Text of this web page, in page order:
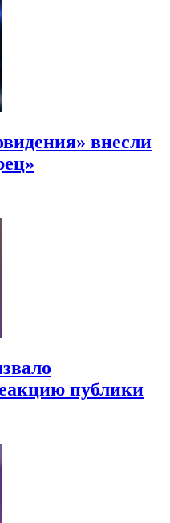
внесли
публики